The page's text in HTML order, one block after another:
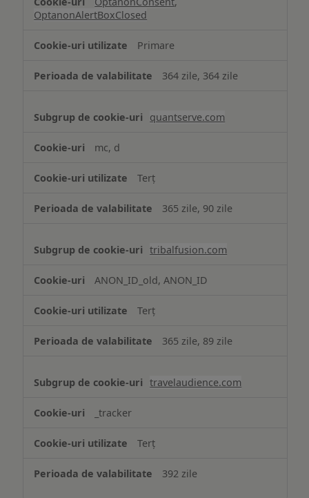
OptanonAlertBoxClosed
Primare
364 zile, 364 zile
quantserve.com
mc, d
Terț
365 zile, 90 zile
tribalfusion.com
ANON_ID_old, ANON_ID
Terț
365 zile, 89 zile
travelaudience.com
_tracker
Terț
392 zile